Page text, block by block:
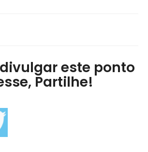
este ponto
Partilhe!